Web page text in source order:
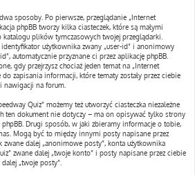
sposoby. Po pierwsze, przeglądanie „Internet
phpBB tworzy kilka ciasteczek, które są małymi
plików tymczasowych twojej przeglądarki.
użytkownika zwany „user-id” i anonimowy
automatycznie przyznane ci przez aplikację phpBB.
gdy przejrzysz chociaż jeden temat na „Internet
do zapisania informacji, które tematy zostały przez ciebie
nawigacji na forum.
Quiz” możemy też utworzyć ciasteczka niezależne
ten dokument nie dotyczy – ma on opisywać tylko strony
Drugi sposób, w jaki zbieramy informacje o tobie,
Mogą być to między innymi posty napisane przez
dalej „anonimowe posty”, konta użytkownika
zwane dalej „twoje konto” i posty napisane przez ciebie
„twoje posty”.